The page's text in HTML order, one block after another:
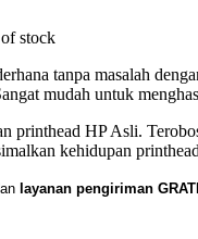
stock
tanpa masalah
mudah untuk
printhead HP Asli.
kehidupan printhead
layanan pengiriman